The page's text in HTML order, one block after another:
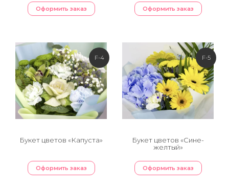
Оформить заказ Оформить заказ
F-4
Букет цветов «Капуста»
Оформить заказ
F-5
Букет цветов «Сине-
желтый»
Оформить заказ